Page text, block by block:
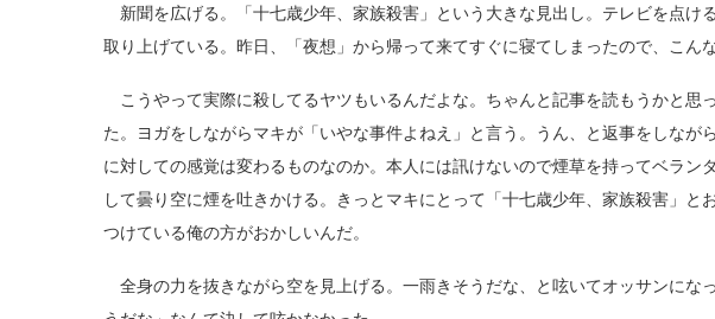
新聞を広げる。「十七歳少年、家族殺害」という大きな見出し。テレビを点け
取り上げている。昨日、「夜想」から帰って来てすぐに寝てしまったので、こん
こうやって実際に殺してるヤツもいるんだよな。ちゃんと記事を読もうかと思
た。ヨガをしながらマキが「いやな事件よねえ」と言う。うん、と返事をしなが
に対しての感覚は変わるものなのか。本人には訊けないので煙草を持ってベラン
して曇り空に煙を吐きかける。きっとマキにとって「十七歳少年、家族殺害」と
つけている俺の方がおかしいんだ。
全身の力を抜きながら空を見上げる。一雨きそうだな、と呟いてオッサンにな